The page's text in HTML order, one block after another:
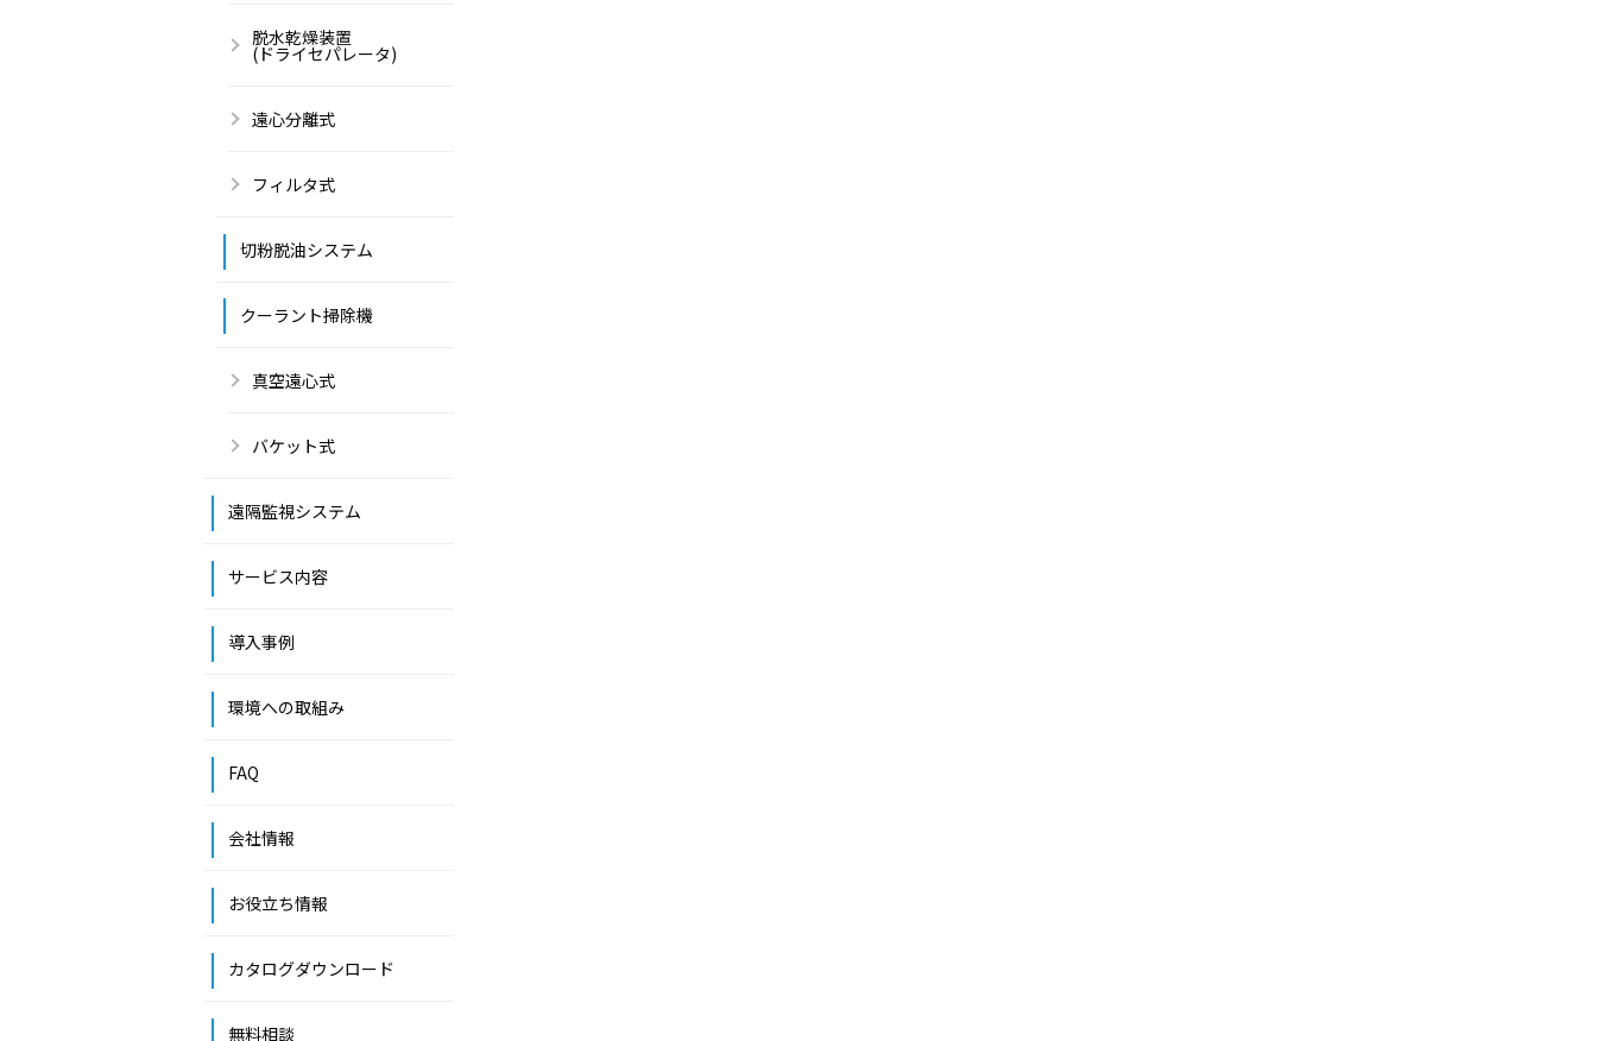
脱水乾燥装置
(ドライセパレータ)
遠心分離式
フィルタ式
切粉脱油システム
クーラント掃除機
真空遠心式
バケット式
遠隔監視システム
サービス内容
導入事例
環境への取組み
FAQ
会社情報
お役立ち情報
カタログダウンロード
無料相談